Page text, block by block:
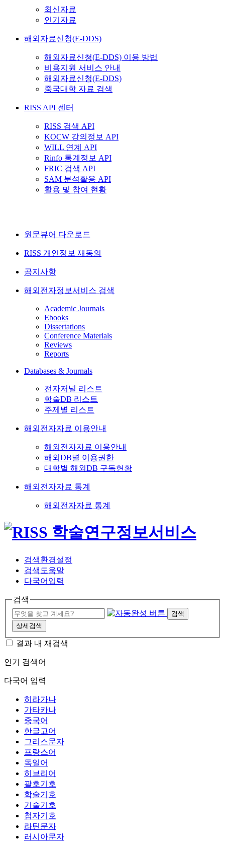
최신자료
인기자료
해외자료신청(E-DDS)
해외자료신청(E-DDS) 이용 방법
비용지원 서비스 안내
해외자료신청(E-DDS)
중국대학 자료 검색
RISS API 센터
RISS 검색 API
KOCW 강의정보 API
WILL 연계 API
Rinfo 통계정보 API
FRIC 검색 API
SAM 분석활용 API
활용 및 참여 현황
원문뷰어 다운로드
RISS 개인정보 재동의
공지사항
해외전자정보서비스 검색
Academic Journals
Ebooks
Dissertations
Conference Materials
Reviews
Reports
Databases & Journals
전자저널 리스트
학술DB 리스트
주제별 리스트
해외전자자료 이용안내
해외전자자료 이용안내
해외DB별 이용권한
대학별 해외DB 구독현황
해외전자자료 통계
해외전자자료 통계
검색환경설정
검색도움말
다국어입력
검색
검색
상세검색
결과 내 재검색
인기 검색어
다국어 입력
히라가나
가타카나
중국어
한글고어
그리스문자
프랑스어
독일어
히브리어
괄호기호
학술기호
기술기호
첨자기호
라틴문자
러시아문자